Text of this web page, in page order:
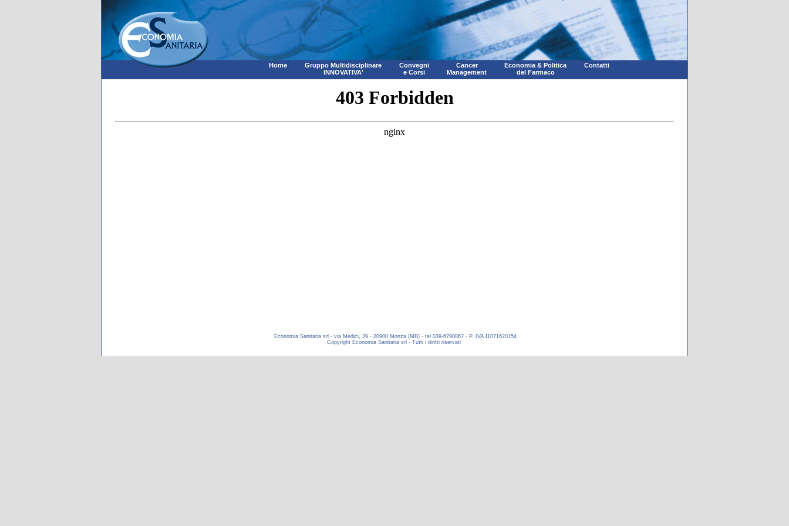
Home
Gruppo Multidisciplinare
INNOVATIVA'
Convegni
e Corsi
Cancer
Management
Economia & Politica
del Farmaco
Contatti
Economia Sanitaria srl - via Medici, 39 - 20900 Monza (MB) - tel 039-6790867 - P. IVA 11071620154
Copyright Economia Sanitaria srl - Tutti i diritti riservati